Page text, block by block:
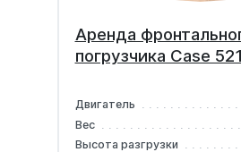
Аренда
погрузчика Case
Двигатель
Вес
Высота разгрузки